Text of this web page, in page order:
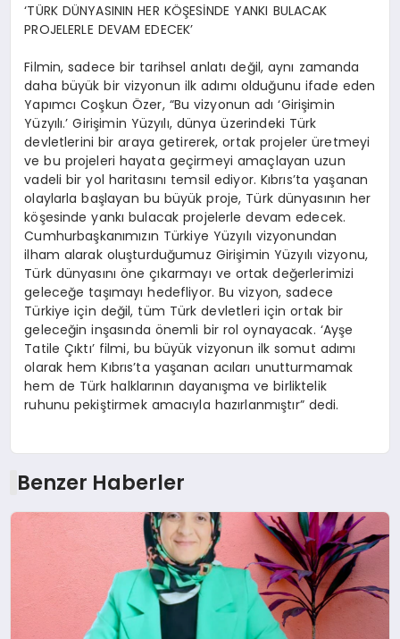
‘TÜRK DÜNYASININ HER KÖŞESİNDE YANKI BULACAK
PROJELERLE DEVAM EDECEK’
Filmin, sadece bir tarihsel anlatı değil, aynı zamanda
daha büyük bir vizyonun ilk adımı olduğunu ifade eden
Yapımcı Coşkun Özer, “Bu vizyonun adı ‘Girişimin
Yüzyılı.’ Girişimin Yüzyılı, dünya üzerindeki Türk
devletlerini bir araya getirerek, ortak projeler üretmeyi
ve bu projeleri hayata geçirmeyi amaçlayan uzun
vadeli bir yol haritasını temsil ediyor. Kıbrıs’ta yaşanan
olaylarla başlayan bu büyük proje, Türk dünyasının her
köşesinde yankı bulacak projelerle devam edecek.
Cumhurbaşkanımızın Türkiye Yüzyılı vizyonundan
ilham alarak oluşturduğumuz Girişimin Yüzyılı vizyonu,
Türk dünyasını öne çıkarmayı ve ortak değerlerimizi
geleceğe taşımayı hedefliyor. Bu vizyon, sadece
Türkiye için değil, tüm Türk devletleri için ortak bir
geleceğin inşasında önemli bir rol oynayacak. ‘Ayşe
Tatile Çıktı’ filmi, bu büyük vizyonun ilk somut adımı
olarak hem Kıbrıs’ta yaşanan acıları unutturmamak
hem de Türk halklarının dayanışma ve birliktelik
ruhunu pekiştirmek amacıyla hazırlanmıştır” dedi.
Benzer Haberler